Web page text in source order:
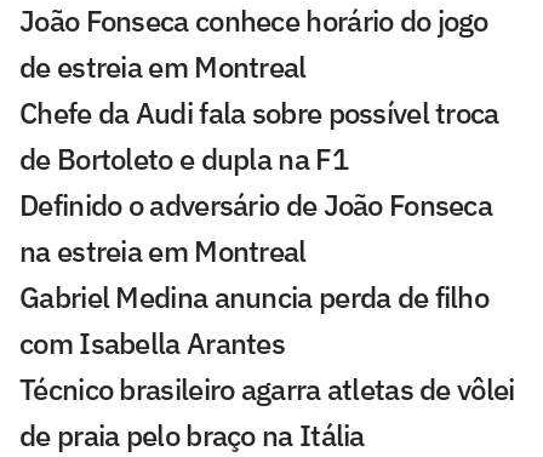
João Fonseca conhece horário do jogo
de estreia em Montreal
Chefe da Audi fala sobre possível troca
de Bortoleto e dupla na F1
Definido o adversário de João Fonseca
na estreia em Montreal
Gabriel Medina anuncia perda de filho
com Isabella Arantes
Técnico brasileiro agarra atletas de vôlei
de praia pelo braço na Itália